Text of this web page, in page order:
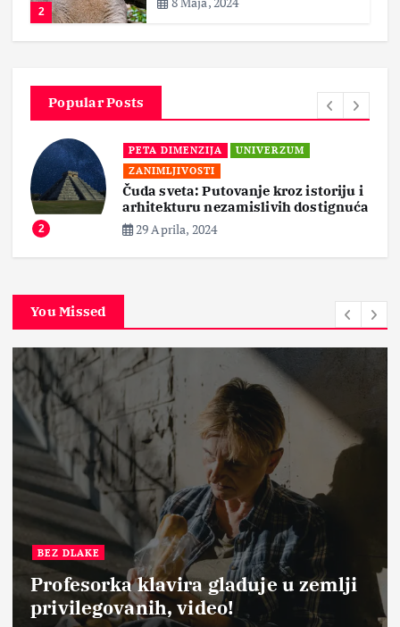
2
Popular Posts
2
PETA DIMENZIJA
UNIVERZUM
ZANIMLJIVOSTI
Čuda sveta: Putovanje kroz istoriju i
arhitekturu nezamislivih dostignuća
29 Aprila, 2024
You Missed
BEZ DLAKE
Profesorka klavira gladuje u zemlji
privilegovanih, video!